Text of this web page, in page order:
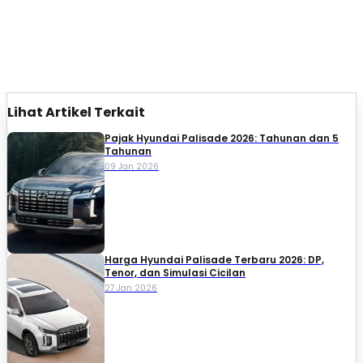
Lihat Artikel Terkait
Pajak Hyundai Palisade 2026: Tahunan dan 5
Tahunan
09 Jan 2026
Harga Hyundai Palisade Terbaru 2026: DP,
Tenor, dan Simulasi Cicilan
27 Jan 2026